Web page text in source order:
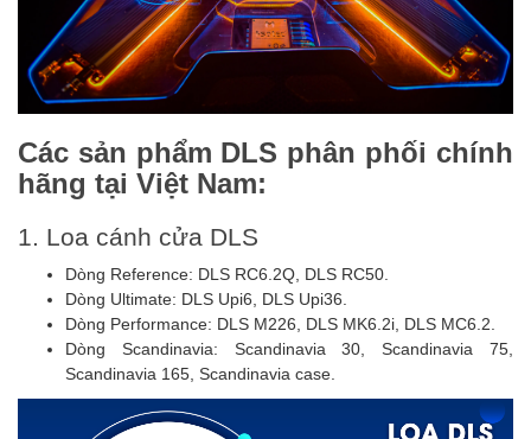
Các sản phẩm DLS phân phối chính
hãng tại Việt Nam:
1. Loa cánh cửa DLS
Dòng Reference: DLS RC6.2Q, DLS RC50.
Dòng Ultimate: DLS Upi6, DLS Upi36.
Dòng Performance: DLS M226, DLS MK6.2i, DLS MC6.2.
Dòng Scandinavia: Scandinavia 30, Scandinavia 75,
Scandinavia 165, Scandinavia case.